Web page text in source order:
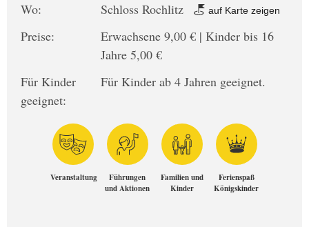
Wo:
Schloss Rochlitz auf Karte zeigen
Preise:
Erwachsene 9,00 € | Kinder bis 16
Jahre 5,00 €
Für Kinder
geeignet:
Für Kinder ab 4 Jahren geeignet.
Veranstaltung
Führungen
und Aktionen
Familien und
Kinder
Ferienspaß
Königskinder